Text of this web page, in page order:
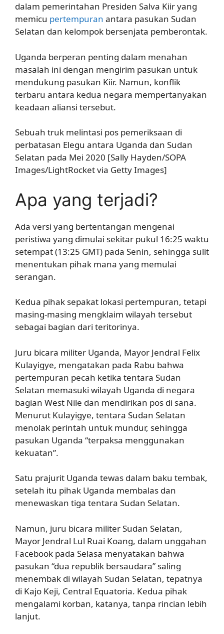
dalam pemerintahan Presiden Salva Kiir yang
memicu pertempuran antara pasukan Sudan
Selatan dan kelompok bersenjata pemberontak.
Uganda berperan penting dalam menahan
masalah ini dengan mengirim pasukan untuk
mendukung pasukan Kiir. Namun, konflik
terbaru antara kedua negara mempertanyakan
keadaan aliansi tersebut.
Sebuah truk melintasi pos pemeriksaan di
perbatasan Elegu antara Uganda dan Sudan
Selatan pada Mei 2020 [Sally Hayden/SOPA
Images/LightRocket via Getty Images]
Apa yang terjadi?
Ada versi yang bertentangan mengenai
peristiwa yang dimulai sekitar pukul 16:25 waktu
setempat (13:25 GMT) pada Senin, sehingga sulit
menentukan pihak mana yang memulai
serangan.
Kedua pihak sepakat lokasi pertempuran, tetapi
masing-masing mengklaim wilayah tersebut
sebagai bagian dari teritorinya.
Juru bicara militer Uganda, Mayor Jendral Felix
Kulayigye, mengatakan pada Rabu bahwa
pertempuran pecah ketika tentara Sudan
Selatan memasuki wilayah Uganda di negara
bagian West Nile dan mendirikan pos di sana.
Menurut Kulayigye, tentara Sudan Selatan
menolak perintah untuk mundur, sehingga
pasukan Uganda “terpaksa menggunakan
kekuatan”.
Satu prajurit Uganda tewas dalam baku tembak,
setelah itu pihak Uganda membalas dan
menewaskan tiga tentara Sudan Selatan.
Namun, juru bicara militer Sudan Selatan,
Mayor Jendral Lul Ruai Koang, dalam unggahan
Facebook pada Selasa menyatakan bahwa
pasukan “dua republik bersaudara” saling
menembak di wilayah Sudan Selatan, tepatnya
di Kajo Keji, Central Equatoria. Kedua pihak
mengalami korban, katanya, tanpa rincian lebih
lanjut.